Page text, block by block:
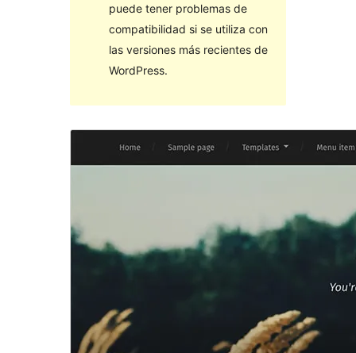
puede tener problemas de
compatibilidad si se utiliza con
las versiones más recientes de
WordPress.